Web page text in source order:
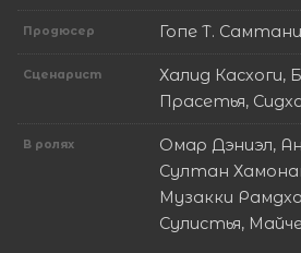
Продюсер Гопе Т. Самтани
Сценарист
Халид Касхоги,
Прасетья,
В ролях
Омар Дэниэл,
Султан
Музакки
Сулистья,